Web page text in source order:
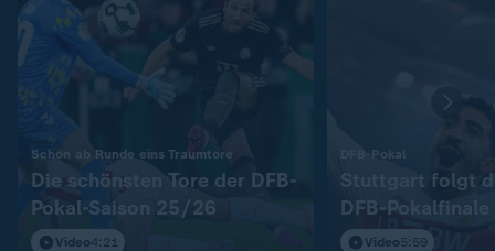
Schon ab Runde eins Traumtore
Die schönsten Tore der DFB-
Pokal-Saison 25/26
Video4:21
DFB-Pokal
Stuttgart folgt
DFB-Pokalfinale
Video5:59